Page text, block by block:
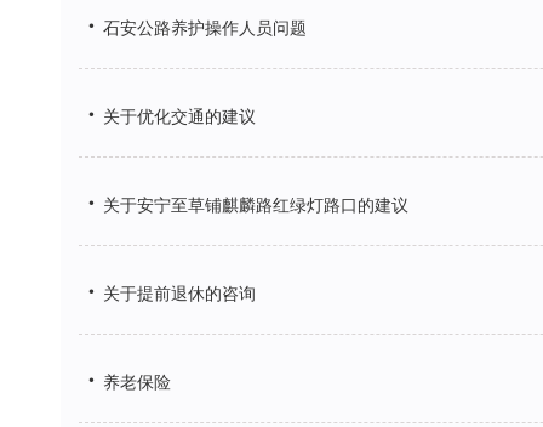
• 石安公路养护操作人员问题
• 关于优化交通的建议
• 关于安宁至草铺麒麟路红绿灯路口的建议
• 关于提前退休的咨询
• 养老保险